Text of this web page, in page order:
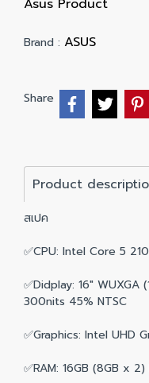
Asus Product
Brand : ASUS
Share
Product
สเปค
✅CPU: Intel Core 5
✅Didplay: 16"
300nits 45% NTSC
✅Graphics: Intel UHD
✅RAM: 16GB (8GB x 2)